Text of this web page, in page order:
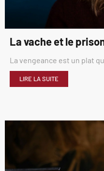
La vache et le
La vengeance est un plat
LIRE LA SUITE